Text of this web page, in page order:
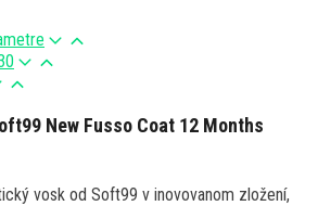
New Fusso Coat 12 Months
vosk od Soft99 v inovovanom zložení,